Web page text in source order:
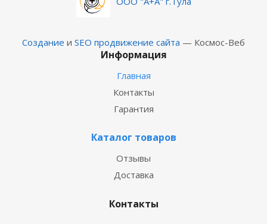
Создание и SEO продвижение сайта — Космос-Веб
Информация
Главная
Контакты
Гарантия
Каталог товаров
Отзывы
Доставка
Контакты